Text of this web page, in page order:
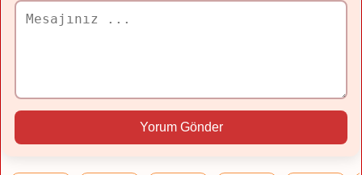
Yorum Gönder